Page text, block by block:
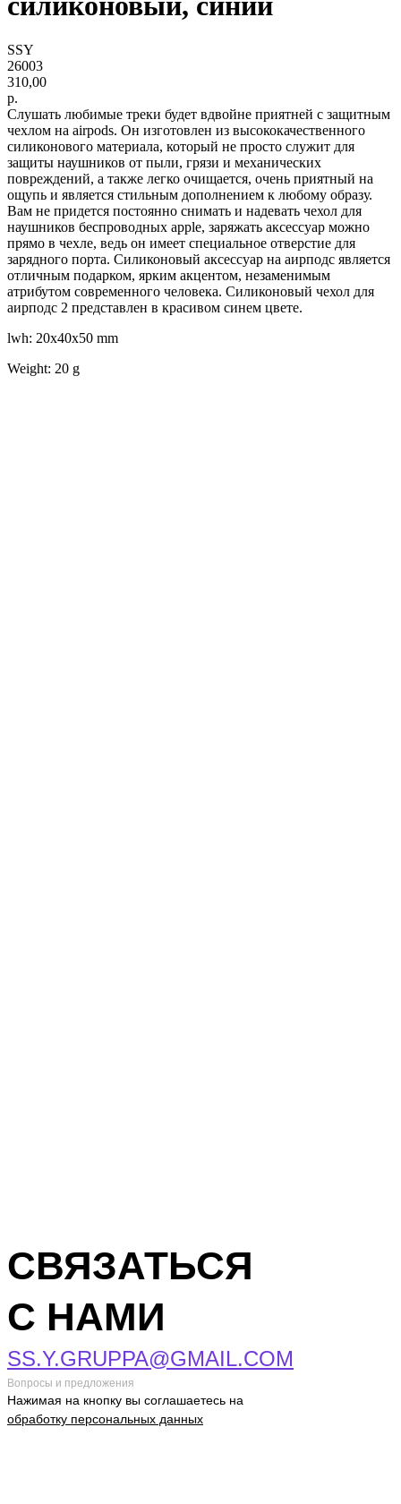
SSY
26003
310,00
р.
Слушать любимые треки будет вдвойне приятней с защитным
чехлом на airpods. Он изготовлен из высококачественного
силиконового материала, который не просто служит для
защиты наушников от пыли, грязи и механических
повреждений, а также легко очищается, очень приятный на
ощупь и является стильным дополнением к любому образу.
Вам не придется постоянно снимать и надевать чехол для
наушников беспроводных apple, заряжать аксессуар можно
прямо в чехле, ведь он имеет специальное отверстие для
зарядного порта. Силиконовый аксессуар на аирподс является
отличным подарком, ярким акцентом, незаменимым
атрибутом современного человека. Силиконовый чехол для
аирподс 2 представлен в красивом синем цвете.
lwh: 20x40x50 mm
Weight: 20 g
СВЯЗАТЬСЯ
С НАМИ
SS.Y.GRUPPA@GMAIL.COM
Вопросы и предложения
Нажимая на кнопку вы соглашаетесь на
обработку персональных данных